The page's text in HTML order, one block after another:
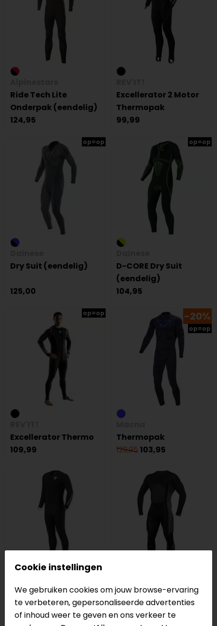
Ride Tech Lite
Onderpak (eendelig)
124,95
Excellerator 2 Motor
Thermopak
99,99
op=op
Dry Suit (eendelig)
125,00
op=op
D-CORE Dry Suit
(eendelig)
104,95
op=op
Excellerator Thermo
109,99
-20%
op=op
Thermopak
129,95 103,95
Blast Onderpak
(eendelig)
119,99
Body suit 365
(eendelig)
129,95
Cookie instellingen
We gebruiken cookies om jouw browse-ervaring
te verbeteren, gepersonaliseerde advertenties
of inhoud weer te geven en ons verkeer te